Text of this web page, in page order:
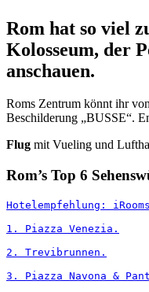
Rom hat so viel
Kolosseum, der
anschauen.
Roms Zentrum könnt ihr
Beschilderung „BUSSE“.
Flug mit Vueling und
Rom’s Top 6
Hotelempfehlung:
1. Piazza Venezia.
2. Trevibrunnen.
3. Piazza Navona &